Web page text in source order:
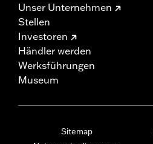
Unser Unternehmen
Stellen
Investoren
Händler werden
Werksführungen
Museum
Sitemap